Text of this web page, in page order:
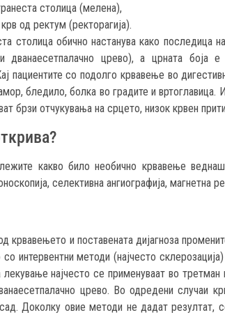
столица (мелена),
од ректум (ректорагија).
столица обично настанува како последица
дванаесетпалачно црево), а црната боја
пациентите со подолго крвавење во
бледило, болка во градите и вртоглавица.
брзи отчукувања на срцето, низок крвен
какво било необично крвавење
селективна ангиографија, магнетна
крвавењето и поставената дијагноза
со интервентни методи (најчесто
најчесто се применуваат во
црево. Во одредени случаи
Доколку овие методи не дадат резултат,